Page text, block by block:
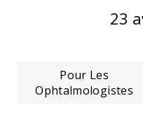
23
Pour Les
Ophtalmologistes